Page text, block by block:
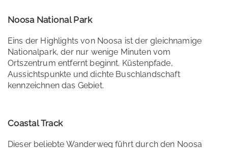
Noosa National Park
Eins der Highlights von Noosa ist der gleichnamige
Nationalpark, der nur wenige Minuten vom
Ortszentrum entfernt beginnt. Küstenpfade,
Aussichtspunkte und dichte Buschlandschaft
kennzeichnen das Gebiet.
Coastal Track
Dieser beliebte Wanderweg führt durch den Noosa